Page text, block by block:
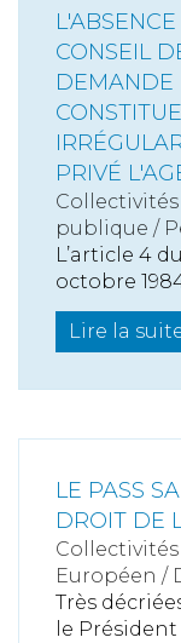
CONSEIL
DEMANDE
PRIVÉ
Collectivités
publique /
L’article 4
octobre
Lire la
LE PASS
DROIT DE
Collectivités
Européen /
Très
le